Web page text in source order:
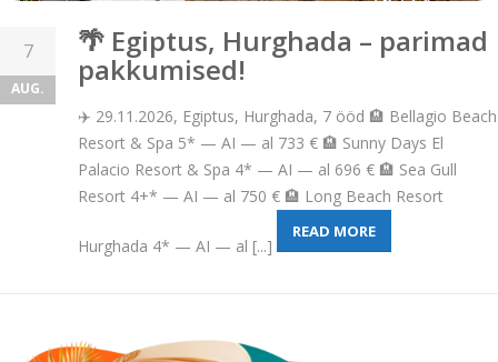
7
AUG.
🌴 Egiptus, Hurghada – parimad
pakkumised!
✈️ 29.11.2026, Egiptus, Hurghada, 7 ööd 🏨 Bellagio Beach
Resort & Spa 5* — AI — al 733 € 🏨 Sunny Days El
Palacio Resort & Spa 4* — AI — al 696 € 🏨 Sea Gull
Resort 4+* — AI — al 750 € 🏨 Long Beach Resort
Hurghada 4* — AI — al [...]
READ MORE